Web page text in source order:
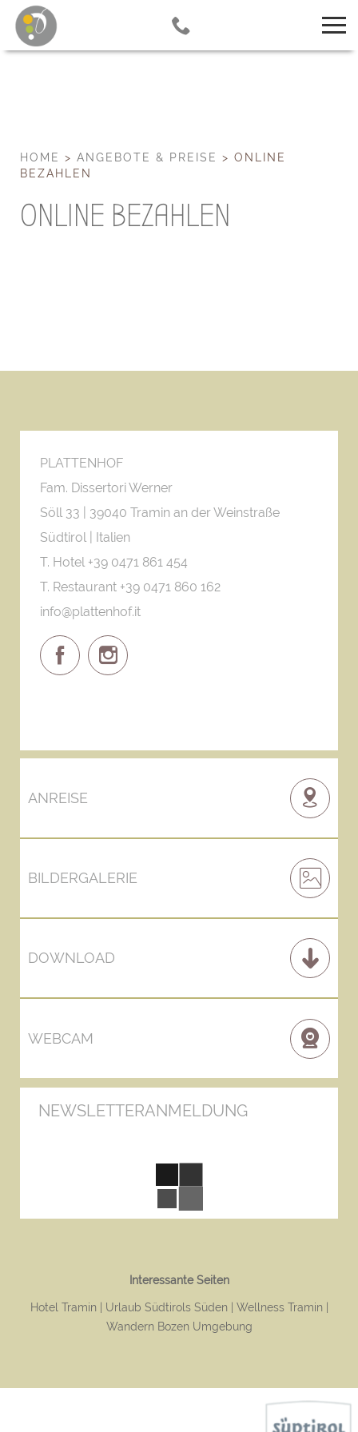
HOME > ANGEBOTE & PREISE > ONLINE
BEZAHLEN
ONLINE BEZAHLEN
PLATTENHOF
Fam. Dissertori Werner
Söll 33 | 39040 Tramin an der Weinstraße
Südtirol | Italien
T. Hotel +39 0471 861 454
T. Restaurant +39 0471 860 162
info@plattenhof.it
ANREISE
BILDERGALERIE
DOWNLOAD
WEBCAM
NEWSLETTERANMELDUNG
Interessante Seiten
Hotel Tramin Urlaub Südtirols Süden
Wellness Tramin
Wandern Bozen Umgebung